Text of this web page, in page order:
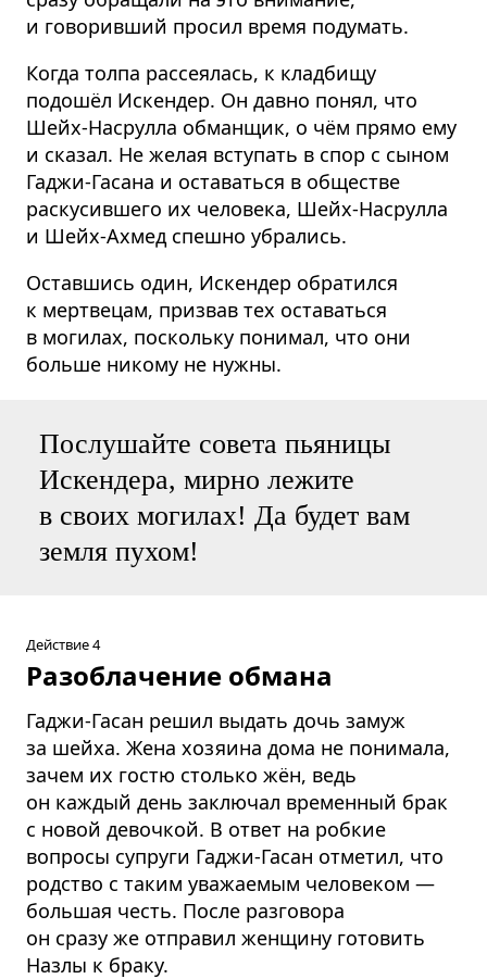
и говоривший просил время подумать.
Когда толпа рассеялась, к кладбищу
подошёл Искендер. Он давно понял, что
Шейх-Насрулла обманщик, о чём прямо ему
и сказал. Не желая вступать в спор с сыном
Гаджи-Гасана и оставаться в обществе
раскусившего их человека, Шейх-Насрулла
и Шейх-Ахмед спешно убрались.
Оставшись один, Искендер обратился
к мертвецам, призвав тех оставаться
в могилах, поскольку понимал, что они
больше никому не нужны.
Послушайте совета пьяницы
Искендера, мирно лежите
в своих могилах! Да будет вам
земля пухом!
Действие 4
Разоблачение обмана
Гаджи-Гасан решил выдать дочь замуж
за шейха. Жена хозяина дома не понимала,
зачем их гостю столько жён, ведь
он каждый день заключал временный брак
с новой девочкой. В ответ на робкие
вопросы супруги Гаджи-Гасан отметил, что
родство с таким уважаемым человеком —
большая честь. После разговора
он сразу же отправил женщину готовить
Назлы к браку.